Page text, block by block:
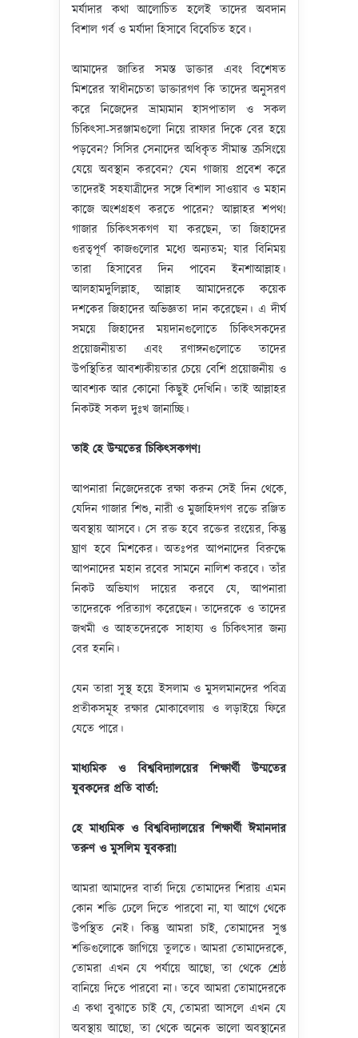
মর্যাদার কথা আলোচিত হলেই তাদের অবদান
বিশাল গর্ব ও মর্যাদা হিসাবে বিবেচিত হবে।
আমাদের জাতির সমস্ত ডাক্তার এবং বিশেষত
মিশরের স্বাধীনচেতা ডাক্তারগণ কি তাদের অনুসরণ
করে নিজেদের ভ্রাম্যমান হাসপাতাল ও সকল
চিকিৎসা-সরঞ্জামগুলো নিয়ে রাফার দিকে বের হয়ে
পড়বেন? সিসির সেনাদের অধিকৃত সীমান্ত ক্রসিংয়ে
যেয়ে অবস্থান করবেন? যেন গাজায় প্রবেশ করে
তাদেরই সহযাত্রীদের সঙ্গে বিশাল সাওয়াব ও মহান
কাজে অংশগ্রহণ করতে পারেন? আল্লাহর শপথ!
গাজার চিকিৎসকগণ যা করছেন, তা জিহাদের
গুরত্বপূর্ণ কাজগুলোর মধ্যে অন্যতম; যার বিনিময়
তারা হিসাবের দিন পাবেন ইনশাআল্লাহ।
আলহামদুলিল্লাহ, আল্লাহ আমাদেরকে কয়েক
দশকের জিহাদের অভিজ্ঞতা দান করেছেন। এ দীর্ঘ
সময়ে জিহাদের ময়দানগুলোতে চিকিৎসকদের
প্রয়োজনীয়তা এবং ‍রণাঙ্গনগুলোতে তাদের
উপস্থিতির আবশ্যকীয়তার চেয়ে বেশি প্রয়োজনীয় ও
আবশ্যক আর কোনো কিছুই দেখিনি। তাই আল্লাহর
নিকটই সকল দুঃখ জানাচ্ছি।
তাই হে উম্মতের চিকিৎসকগণ!
আপনারা নিজেদেরকে রক্ষা করুন সেই দিন থেকে,
যেদিন গাজার শিশু, নারী ও মুজাহিদগণ রক্তে রঞ্জিত
অবস্থায় আসবে। সে রক্ত হবে রক্তের রংয়ের, কিন্তু
ঘ্রাণ হবে মিশকের। অতঃপর আপনাদের বিরুদ্ধে
আপনাদের মহান রবের সামনে নালিশ করবে। তাঁর
নিকট অভিযাগ দায়ের করবে যে, আপনারা
তাদেরকে পরিত্যাগ করেছেন। তাদেরকে ও তাদের
জখমী ও আহতদেরকে সাহায্য ও চিকিৎসার জন্য
বের হননি।
যেন তারা সুস্থ হয়ে ইসলাম ও মুসলমানদের পবিত্র
প্রতীকসমূহ রক্ষার মোকাবেলায় ও লড়াইয়ে ফিরে
যেতে পারে।
মাধ্যমিক ও বিশ্ববিদ্যালয়ের শিক্ষার্থী উম্মতের
যুবকদের প্রতি বার্তা:
হে মাধ্যমিক ও বিশ্ববিদ্যালয়ের শিক্ষার্থী ঈমানদার
তরুণ ও মুসলিম যুবকরা!
আমরা আমাদের বার্তা দিয়ে তোমাদের শিরায় এমন
কোন শক্তি ঢেলে দিতে পারবো না, যা আগে থেকে
উপস্থিত নেই। কিন্তু আমরা চাই, তোমাদের সুপ্ত
শক্তিগুলোকে জাগিয়ে তুলতে। আমরা তোমাদেরকে,
তোমরা এখন যে পর্যায়ে আছো, তা থেকে শ্রেষ্ঠ
বানিয়ে দিতে পারবো না। তবে আমরা তোমাদেরকে
এ কথা বুঝাতে চাই যে, তোমরা আসলে এখন যে
অবস্থায় আছো, তা থেকে অনেক ভালো অবস্থানের